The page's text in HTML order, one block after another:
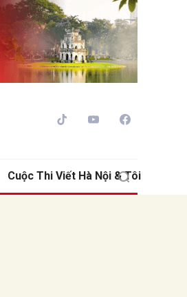
Cuộc Thi Viết Hà Nội & Tôi